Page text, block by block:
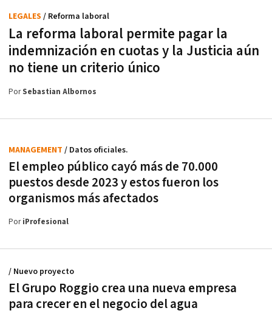
La reforma laboral permite pagar la
indemnización en cuotas y la Justicia aún
no tiene un criterio único
LEGALES / Reforma laboral
PorSebastian Albornos
El empleo público cayó más de 70.000
puestos desde 2023 y estos fueron los
organismos más afectados
MANAGEMENT / Datos oficiales.
PoriProfesional
El Grupo Roggio crea una nueva empresa
para crecer en el negocio del agua
/ Nuevo proyecto